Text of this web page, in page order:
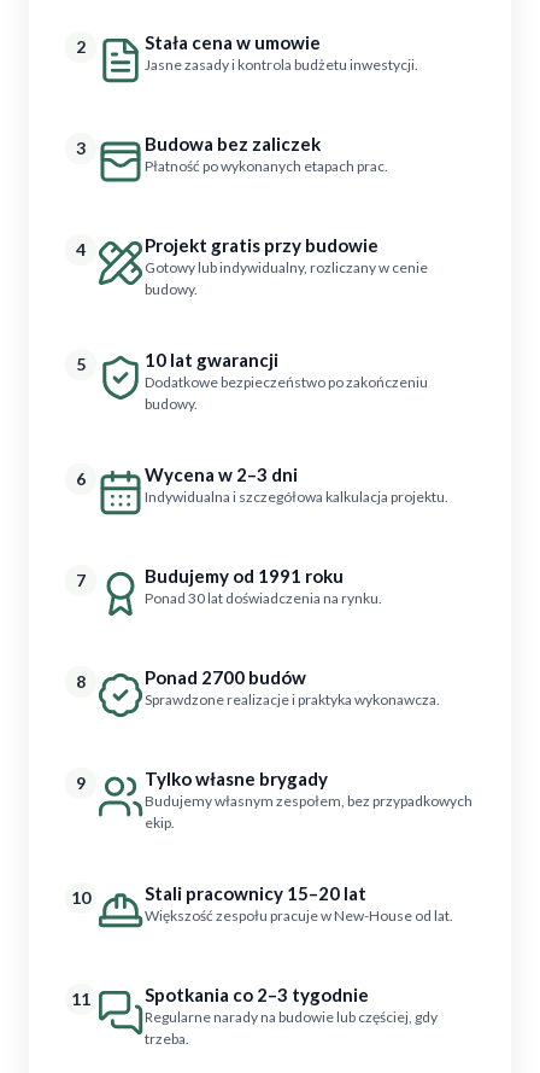
2 Stała cena w umowie
Jasne zasady i kontrola budżetu inwestycji.
3 Budowa bez zaliczek
Płatność po wykonanych etapach prac.
4 Projekt gratis przy budowie
Gotowy lub indywidualny, rozliczany w cenie
budowy.
5 10 lat gwarancji
Dodatkowe bezpieczeństwo po zakończeniu
budowy.
6 Wycena w 2–3 dni
Indywidualna i szczegółowa kalkulacja projektu.
7 Budujemy od 1991 roku
Ponad 30 lat doświadczenia na rynku.
8 Ponad 2700 budów
Sprawdzone realizacje i praktyka wykonawcza.
9 Tylko własne brygady
Budujemy własnym zespołem, bez przypadkowych
ekip.
10 Stali pracownicy 15–20 lat
Większość zespołu pracuje w New-House od lat.
11 Spotkania co 2–3 tygodnie
Regularne narady na budowie lub częściej, gdy
trzeba.